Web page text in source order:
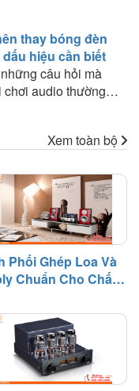
trải nghiệm. Trong
HD Audio sẽ chia
tắc quan trọng
thực tế giúp bạn
thay bóng đèn
hiệu cần biết
câu hỏi mà
chơi audio thường
bóng đèn?". Trên
thọ nhất định và sẽ
hiệu suất sau một
động.
Xem toàn bộ
Phối Ghép Loa Và
Chuẩn Cho Chất